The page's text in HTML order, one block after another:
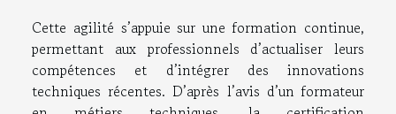
Cette agilité s’appuie sur une formation continue,
permettant aux professionnels d’actualiser leurs
compétences et d’intégrer des innovations
techniques récentes. D’après l’avis d’un formateur